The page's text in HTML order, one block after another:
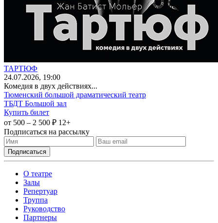
ТАРТЮФ
24.07.2026, 19:00
Комедия в двух действиях...
Тюменский большой драматический театр
ТБДТ Большой зал
Купить билет
от 500 – 2 500 ₽ 12+
Подписаться на рассылку
О театре
Залы
Репертуар
Труппа
Руководство
Партнеры